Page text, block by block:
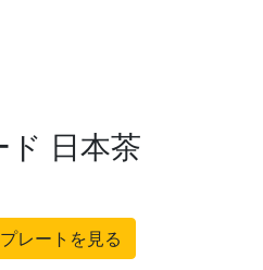
日本茶
レートを見る